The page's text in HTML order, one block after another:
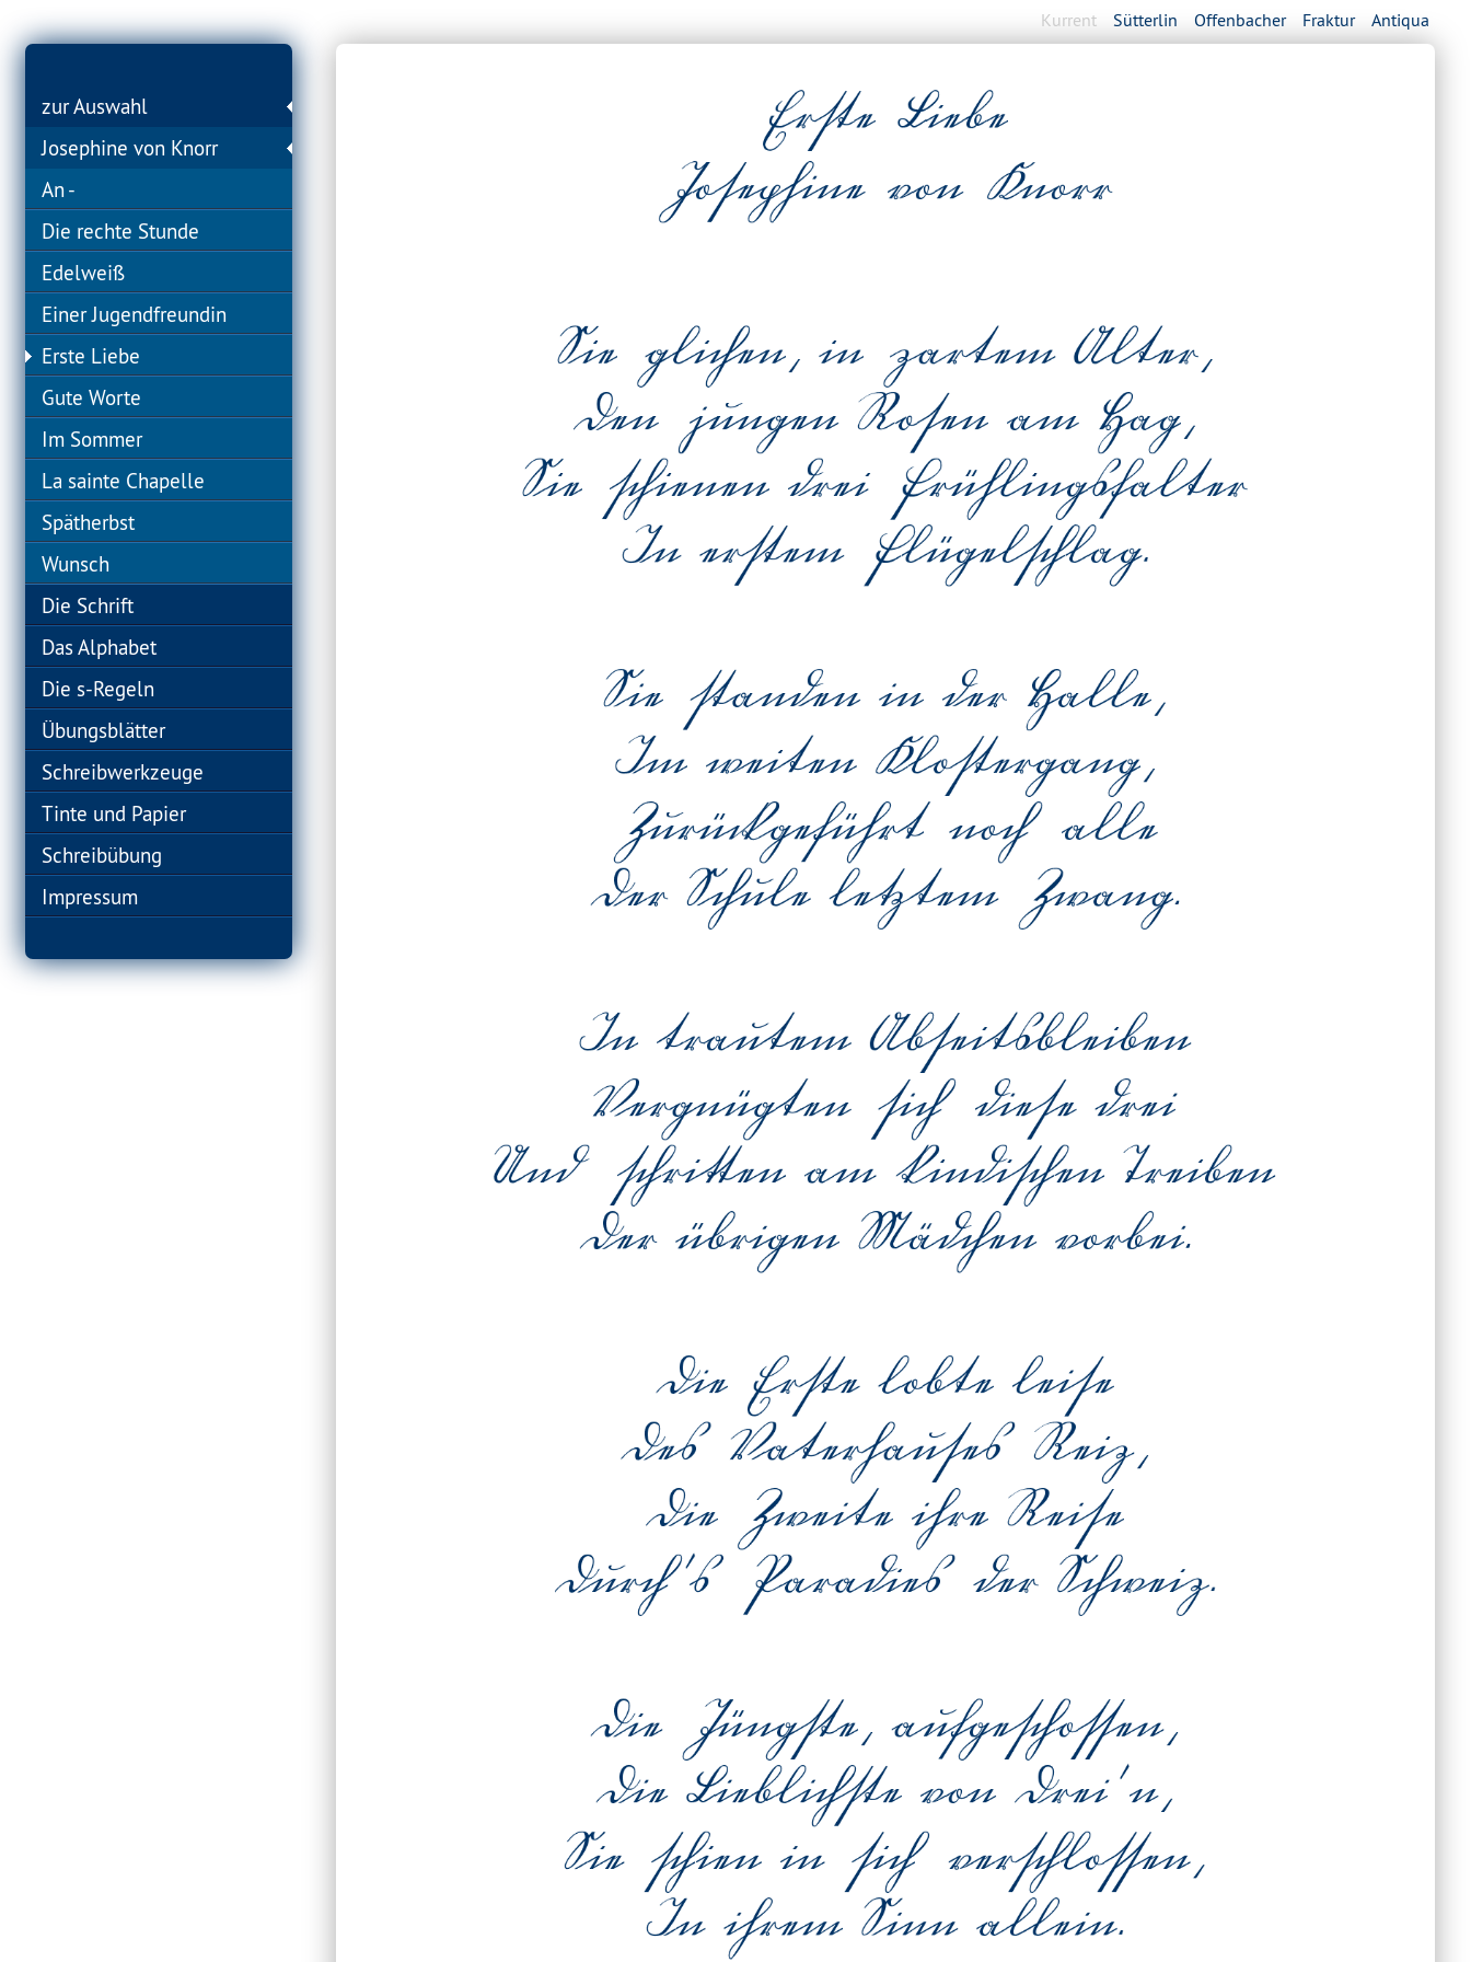
Kurrent Sütterlin Offenbacher Fraktur Antiqua
zur Auswahl
Josephine von Knorr
An -
Die rechte Stunde
Edelweiß
Einer Jugendfreundin
Erste Liebe
Gute Worte
Im Sommer
La sainte Chapelle
Spätherbst
Wunsch
Die Schrift
Das Alphabet
Die s-Regeln
Übungsblätter
Schreibwerkzeuge
Tinte und Papier
Schreibübung
Impressum